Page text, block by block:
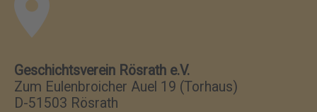
Geschichtsverein Rösrath e.V.
Zum Eulenbroicher Auel 19 (Torhaus)
D-51503 Rösrath